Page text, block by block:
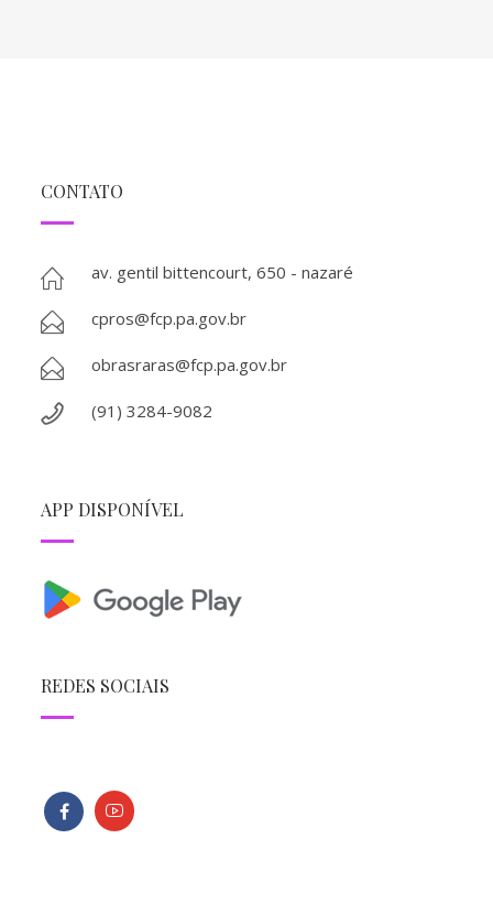
CONTATO
av. gentil bittencourt, 650 - nazaré
cpros@fcp.pa.gov.br
obrasraras@fcp.pa.gov.br
(91) 3284-9082
APP DISPONÍVEL
REDES SOCIAIS